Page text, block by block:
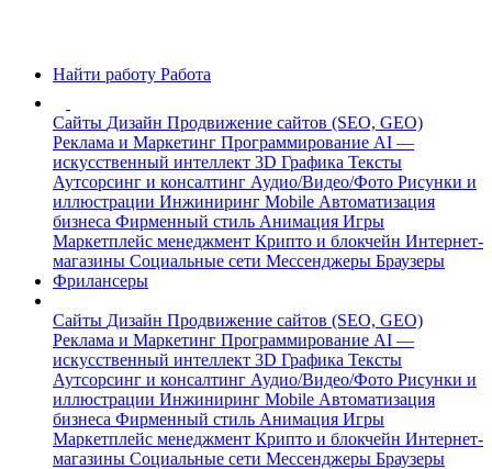
Найти работу Работа
Сайты Дизайн Продвижение сайтов (SEO, GEO)
Реклама и Маркетинг Программирование AI —
искусственный интеллект 3D Графика Тексты
Аутсорсинг и консалтинг Аудио/Видео/Фото Рисунки и
иллюстрации Инжиниринг Mobile Автоматизация
бизнеса Фирменный стиль Анимация Игры
Маркетплейс менеджмент Крипто и блокчейн Интернет-
магазины Социальные сети Мессенджеры Браузеры
Фрилансеры
Сайты Дизайн Продвижение сайтов (SEO, GEO)
Реклама и Маркетинг Программирование AI —
искусственный интеллект 3D Графика Тексты
Аутсорсинг и консалтинг Аудио/Видео/Фото Рисунки и
иллюстрации Инжиниринг Mobile Автоматизация
бизнеса Фирменный стиль Анимация Игры
Маркетплейс менеджмент Крипто и блокчейн Интернет-
магазины Социальные сети Мессенджеры Браузеры